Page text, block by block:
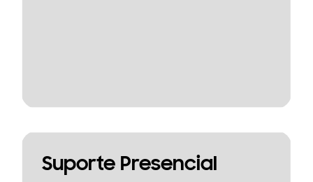
Suporte Presencial